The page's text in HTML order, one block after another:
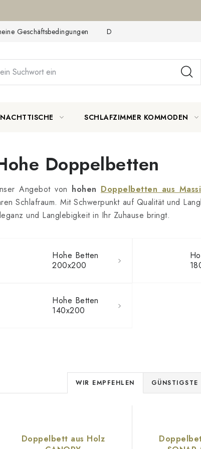
Geschäftsbedingungen Datenschutzerklärung
NACHTTISCHE SCHLAFZIMMER KOMMODEN
Doppelbetten
Angebot von hohen Doppelbetten aus
Schlafraum. Mit Schwerpunkt auf Qualität und
und Langlebigkeit in Ihr Zuhause bringt.
Hohe Betten
200x200
Hohe Betten
140x200
P
r
d
WIR EMPFEHLEN GÜNSTIGSTE
Doppelbett aus Holz